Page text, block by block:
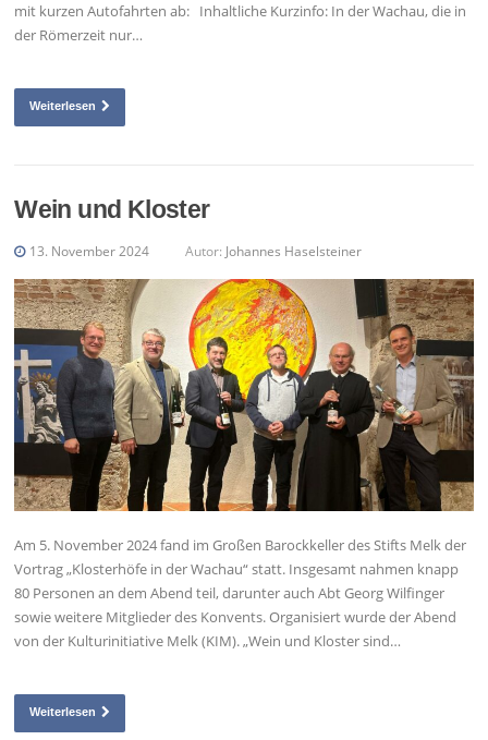
mit kurzen Autofahrten ab: Inhaltliche Kurzinfo: In der Wachau, die in
der Römerzeit nur…
Weiterlesen
Wein und Kloster
13. November 2024 Autor: Johannes Haselsteiner
Am 5. November 2024 fand im Großen Barockkeller des Stifts Melk der
Vortrag „Klosterhöfe in der Wachau“ statt. Insgesamt nahmen knapp
80 Personen an dem Abend teil, darunter auch Abt Georg Wilfinger
sowie weitere Mitglieder des Konvents. Organisiert wurde der Abend
von der Kulturinitiative Melk (KIM). „Wein und Kloster sind…
Weiterlesen